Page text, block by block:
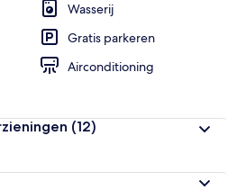
Wasserij
Gratis parkeren
Airconditioning
(12)